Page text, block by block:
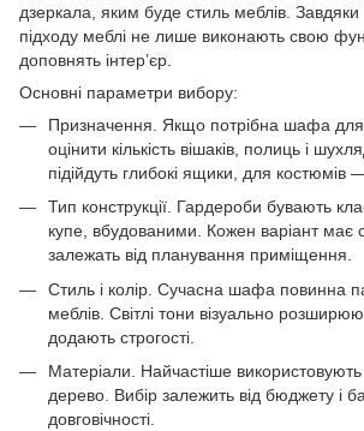
дзеркала, яким буде стиль меблів.
підходу меблі не лише виконають свою
доповнять інтер’єр.
Основні параметри вибору:
Призначення. Якщо потрібна шафа
оцінити кількість вішаків, полиць і
підійдуть глибокі ящики, для костюмів —
Тип конструкції. Гардероби бувають
купе, вбудованими. Кожен варіант має
залежать від планування приміщення.
Стиль і колір. Сучасна шафа повинна
меблів. Світлі тони візуально
додають строгості.
Матеріали. Найчастіше
дерево. Вибір залежить від бюджету і
довговічності.